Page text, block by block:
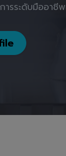
ารระดับมืออา